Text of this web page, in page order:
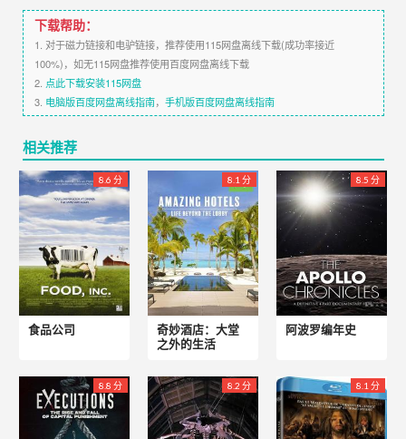
下载帮助：
1. 对于磁力链接和电驴链接，推荐使用115网盘离线下载(成功率接近
100%)，如无115网盘推荐使用百度网盘离线下载
2. 点此下载安装115网盘
3. 电脑版百度网盘离线指南， 手机版百度网盘离线指南
相关推荐
8.6 分
食品公司
8.1 分
奇妙酒店：大堂
之外的生活
8.5 分
阿波罗编年史
8.8 分 8.2 分 8.1 分